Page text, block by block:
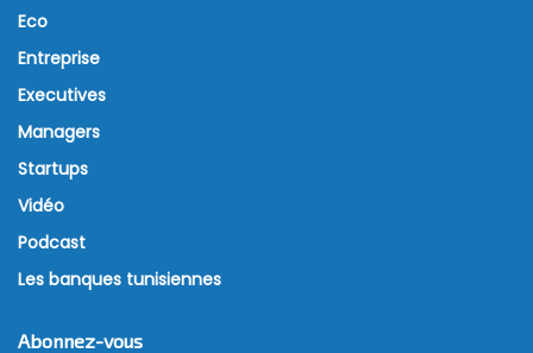
Eco
Entreprise
Executives
Managers
Startups
Vidéo
Podcast
Les banques tunisiennes
Abonnez-vous